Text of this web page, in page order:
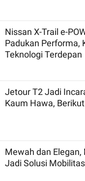
Nissan X-Trail e-
Padukan Performa,
Teknologi Terdepan
Jetour T2 Jadi
Kaum Hawa,
Mewah dan Elegan,
Jadi Solusi